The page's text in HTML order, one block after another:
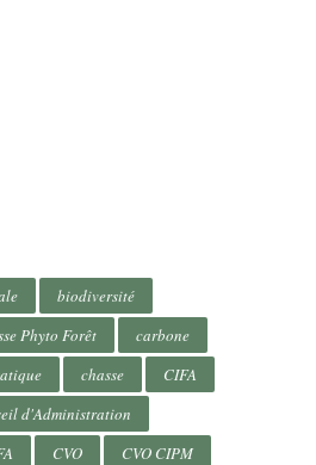
biodiversité
Phyto Forêt
carbone
chasse
CIFA
d'Administration
CVO
CVO CIPM